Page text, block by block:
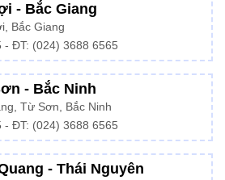
- Bắc Giang
Bắc Giang
- ĐT: (024) 3688 6565
- Bắc Ninh
Từ Sơn, Bắc Ninh
- ĐT: (024) 3688 6565
- Thái Nguyên